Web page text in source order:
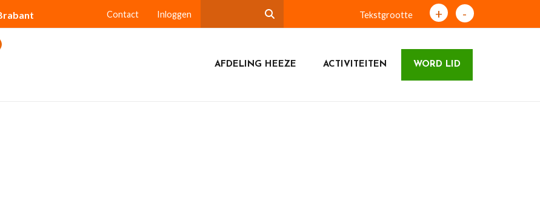
Contact Inloggen Tekstgrootte + -
AFDELING HEEZE ACTIVITEITEN WORD LID